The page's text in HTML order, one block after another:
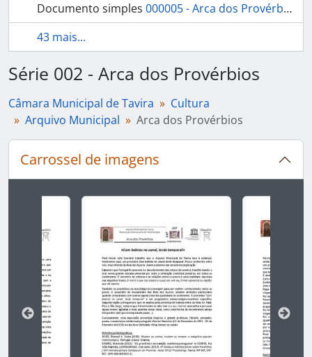
Documento simples 000005 - Arca dos Provérbios - maio, 2017
43 mais...
Série 002 - Arca dos Provérbios
Câmara Municipal de Tavira
Cultura
Arquivo Municipal
Arca dos Provérbios
Carrossel de imagens
Ao alterar o slide atual deste carrossel, o título